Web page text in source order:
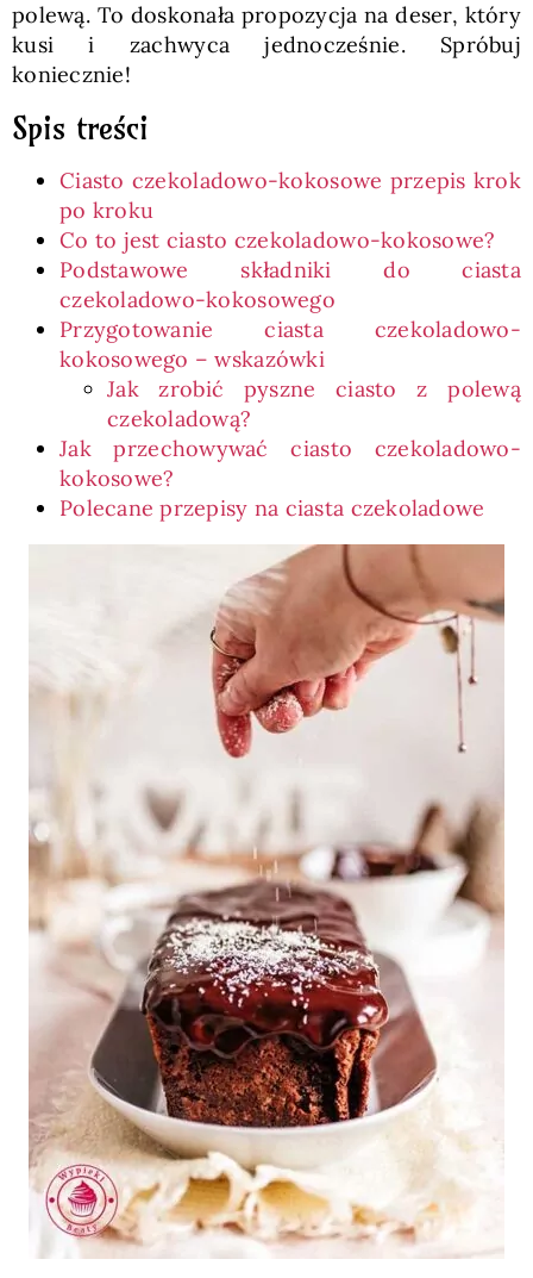
polewą. To doskonała propozycja na deser, który
kusi i zachwyca jednocześnie. Spróbuj
koniecznie!
Spis treści
Ciasto czekoladowo-kokosowe przepis krok
po kroku
Co to jest ciasto czekoladowo-kokosowe?
Podstawowe składniki do ciasta
czekoladowo-kokosowego
Przygotowanie ciasta czekoladowo-
kokosowego – wskazówki
Jak zrobić pyszne ciasto z polewą
czekoladową?
Jak przechowywać ciasto czekoladowo-
kokosowe?
Polecane przepisy na ciasta czekoladowe